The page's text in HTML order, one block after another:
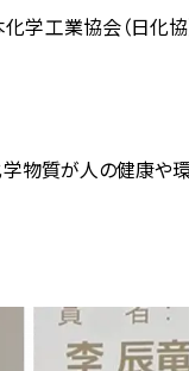
学工業協会（日化
物質が人の健康